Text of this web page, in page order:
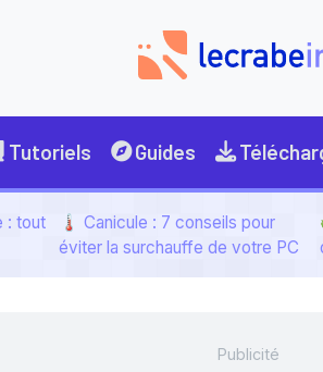
Tutoriels Guides
: tout
🌡️ Canicule : 7 conseils pour
éviter la surchauffe de votre PC